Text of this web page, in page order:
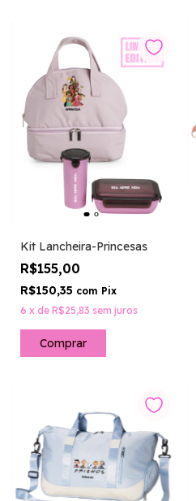
Kit Lancheira-Princesas
R$155,00
R$150,35 com Pix
6 x de R$25,83 sem juros